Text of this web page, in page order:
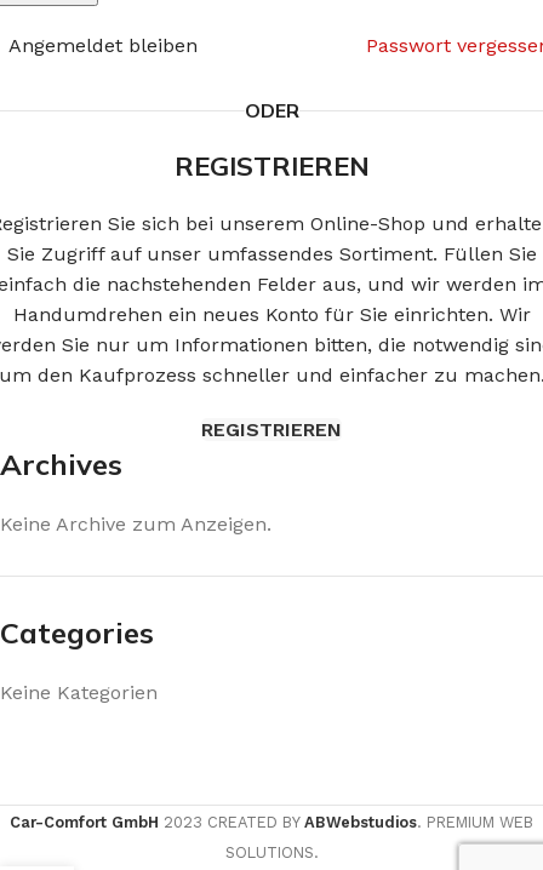
Passwort
Angemeldet bleiben
ODER
REGISTRIEREN
Sie sich bei unserem Online-Shop und
Sie Zugriff auf unser umfassendes Sortiment. Füllen Sie
die nachstehenden Felder aus, und wir werden
Handumdrehen ein neues Konto für Sie einrichten. Wir
Sie nur um Informationen bitten, die notwendig
den Kaufprozess schneller und einfacher zu
REGISTRIEREN
Archives
Keine Archive zum Anzeigen.
Categories
Keine Kategorien
Car-Comfort GmbH 2023 CREATED BY ABWebstudios. PREMIUM WEB
SOLUTIONS.